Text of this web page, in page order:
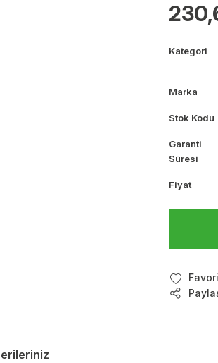
Kategori
Marka
Stok Kodu
Garanti
Süresi
Fiyat